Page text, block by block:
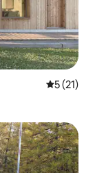
5 de uma
5 (21)